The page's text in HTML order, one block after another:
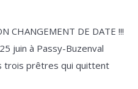
CHANGEMENT DE DATE !!!
juin à Passy-Buzenval
trois prêtres qui quittent